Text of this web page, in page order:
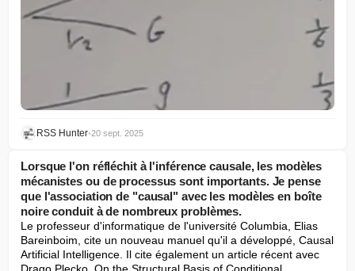
RSS Hunter•20 sept. 2025
Lorsque l'on réfléchit à l'inférence causale, les modèles
mécanistes ou de processus sont importants. Je pense
que l'association de "causal" avec les modèles en boîte
noire conduit à de nombreux problèmes.
Le professeur d'informatique de l'université Columbia, Elias
Bareinboim, cite un nouveau manuel qu'il a développé, Causal
Artificial Intelligence. Il cite également un article récent avec